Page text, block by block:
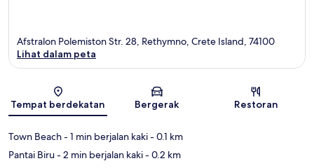
Peta
Afstralon Polemiston Str. 28, Rethymno, Crete Island, 74100
Lihat dalam peta
Tempat berdekatan Bergerak Restoran
Town Beach- 1 min berjalan kaki- 0.1 km
Pantai Biru- 2 min berjalan kaki- 0.2 km